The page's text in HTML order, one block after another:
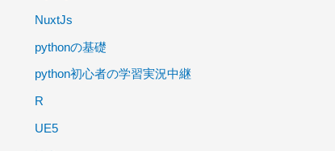
NuxtJs
pythonの基礎
python初心者の学習実況中継
R
UE5